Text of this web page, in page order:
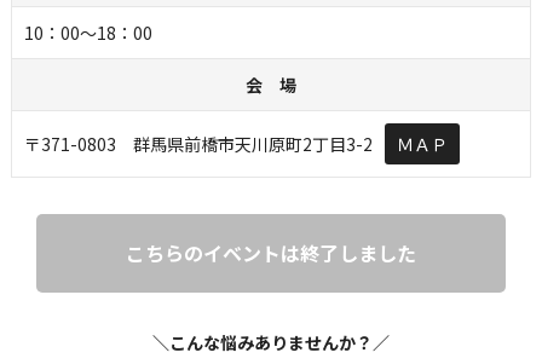
10：00～18：00
会 場
〒371-0803 群馬県前橋市天川原町2丁目3-2 ＭＡＰ
こちらのイベントは終了しました
＼こんな悩みありませんか？／